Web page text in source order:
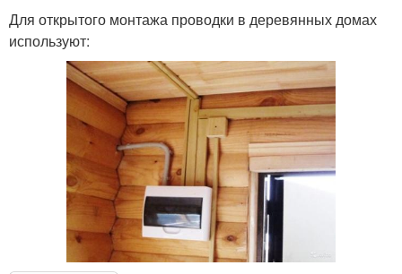
Для открытого монтажа проводки в деревянных домах
используют: